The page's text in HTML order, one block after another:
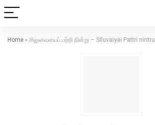
Home » சிலுவையைப் பற்றி நின்று – Siluvaiyai Pattri nintru